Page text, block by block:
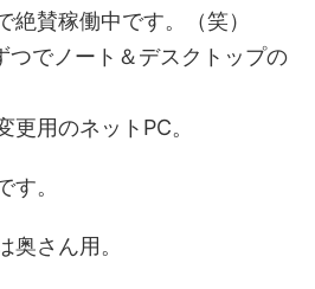
絶賛稼働中です。（笑）
つでノート＆デスクトップの
更用のネットPC。
す。
奥さん用。